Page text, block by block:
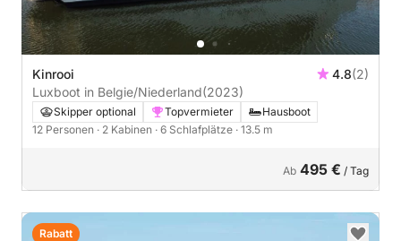
Kinrooi 4.8(2)
Luxboot in Belgie/Niederland(2023)
Skipper optional Topvermieter
Hausboot
12 Personen · 2 Kabinen · 6 Schlafplätze · 13.5 m
Ab 495 € / Tag
Rabatt